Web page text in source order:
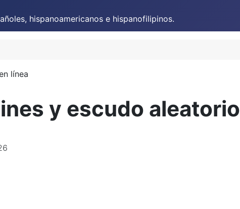
hispanoamericanos e hispanofilipinos.
línea
y escudo aleatorio